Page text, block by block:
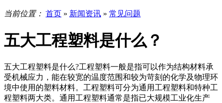
当前位置： 首页 » 新闻资讯 » 常见问题
五大工程塑料是什么？
五大工程塑料是什么?工程塑料一般是指可以作为结构材料承
受机械应力，能在较宽的温度范围和较为苛刻的化学及物理环
境中使用的塑料材料。工程塑料可分为通用工程塑料和特种工
程塑料两大类。通用工程塑料通常是指已大规模工业化生产